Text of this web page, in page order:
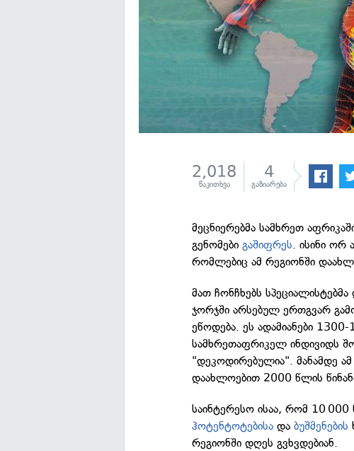
2,018
წაკითხვა
4
გაზიარება
მეცნიერებმა სამხრეთ
გენომებიგაშიფრეს. ისინი ორ
რომლებიც ამ რეგიონში
მათ ჩონჩხებს
ჯორჯში არსებულ ერთგვარ
ეწოდება. ეს ადამიანები
სამხრეთაფრიკელ ინდივიდს
"დეკოდირებულია". მანამდე
დაახლოებით 2000 წლის
საინტერესო ისაა, რომ 10 000
ჰოტენტოტებისა დაბუშმენების
რეგიონში დღეს გვხვდებიან.